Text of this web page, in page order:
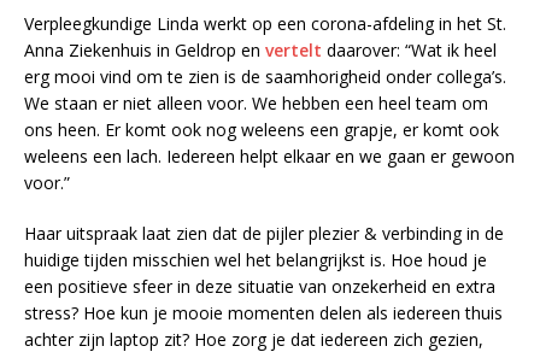
Verpleegkundige Linda werkt op een corona-afdeling in het St.
Anna Ziekenhuis in Geldrop en vertelt daarover: “Wat ik heel
erg mooi vind om te zien is de saamhorigheid onder collega’s.
We staan er niet alleen voor. We hebben een heel team om
ons heen. Er komt ook nog weleens een grapje, er komt ook
weleens een lach. Iedereen helpt elkaar en we gaan er gewoon
voor.”
Haar uitspraak laat zien dat de pijler plezier & verbinding in de
huidige tijden misschien wel het belangrijkst is. Hoe houd je
een positieve sfeer in deze situatie van onzekerheid en extra
stress? Hoe kun je mooie momenten delen als iedereen thuis
achter zijn laptop zit? Hoe zorg je dat iedereen zich gezien,